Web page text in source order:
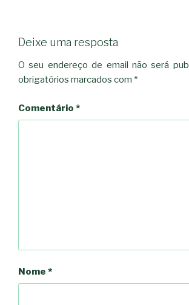
Deixe uma resposta
O seu endereço de email não será
obrigatórios marcados com *
Comentário *
Nome *